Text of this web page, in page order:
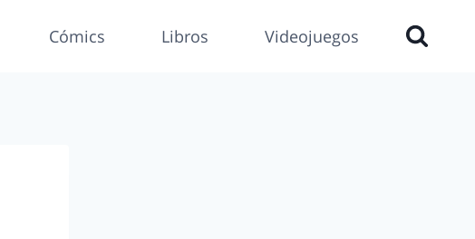
Cómics Libros Videojuegos